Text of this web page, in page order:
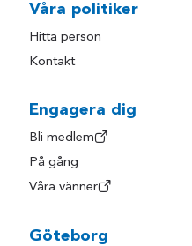
Våra politiker
Hitta person
Kontakt
Engagera dig
Bli medlem
På gång
Våra vänner
Göteborg